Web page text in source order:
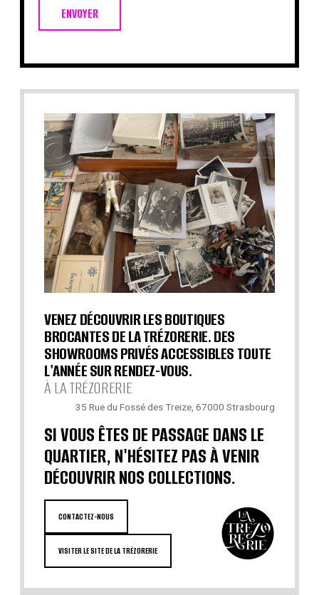
ENVOYER
VENEZ DÉCOUVRIR LES BOUTIQUES
BROCANTES DE LA TRÉZORERIE. DES
SHOWROOMS PRIVÉS ACCESSIBLES TOUTE
L'ANNÉE SUR RENDEZ-VOUS.
À LA TRÉZORERIE
35 Rue du Fossé des Treize, 67000 Strasbourg
SI VOUS ÊTES DE PASSAGE DANS LE
QUARTIER, N'HÉSITEZ PAS À VENIR
DÉCOUVRIR NOS COLLECTIONS.
CONTACTEZ-NOUS
VISITER LE SITE DE LA TRÉZORERIE